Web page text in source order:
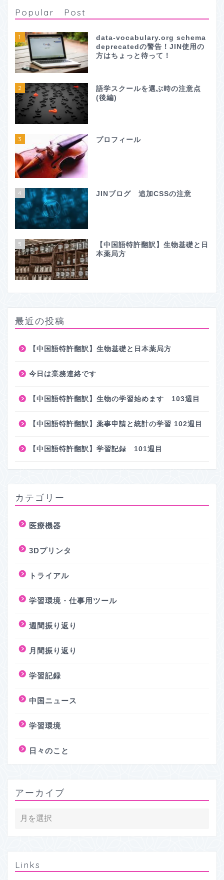
Popular Post
1
data-vocabulary.org schema
deprecatedの警告！JIN使用の
方はちょっと待って！
2
語学スクールを選ぶ時の注意点
(後編)
3 プロフィール
4 JINブログ 追加CSSの注意
5
【中国語特許翻訳】生物基礎と日
本薬局方
最近の投稿
【中国語特許翻訳】生物基礎と日本薬局方
今日は業務連絡です
【中国語特許翻訳】生物の学習始めます 103週目
【中国語特許翻訳】薬事申請と統計の学習 102週目
【中国語特許翻訳】学習記録 101週目
カテゴリー
医療機器
3Dプリンタ
トライアル
学習環境・仕事用ツール
週間振り返り
月間振り返り
学習記録
中国ニュース
学習環境
日々のこと
アーカイブ
Links